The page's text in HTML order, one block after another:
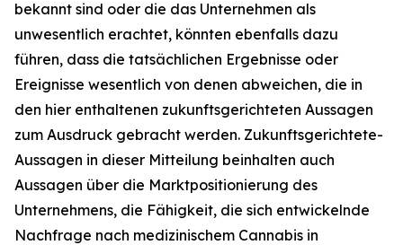
bekannt sind oder die das Unternehmen als
unwesentlich erachtet, könnten ebenfalls dazu
führen, dass die tatsächlichen Ergebnisse oder
Ereignisse wesentlich von denen abweichen, die in
den hier enthaltenen zukunftsgerichteten Aussagen
zum Ausdruck gebracht werden. Zukunftsgerichtete-
Aussagen in dieser Mitteilung beinhalten auch
Aussagen über die Marktpositionierung des
Unternehmens, die Fähigkeit, die sich entwickelnde
Nachfrage nach medizinischem Cannabis in